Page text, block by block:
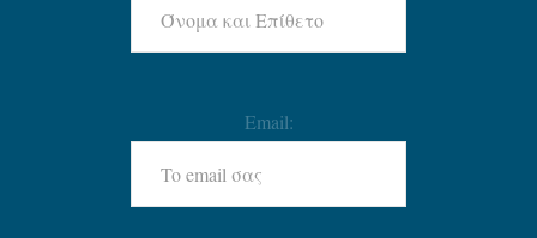
Email: